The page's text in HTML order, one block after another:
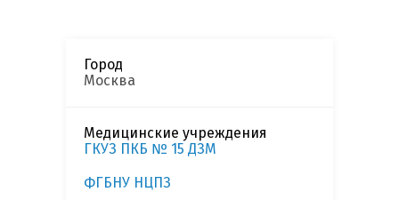
Город
Москва
Медицинские учреждения
ГКУЗ ПКБ № 15 ДЗМ
ФГБНУ НЦПЗ